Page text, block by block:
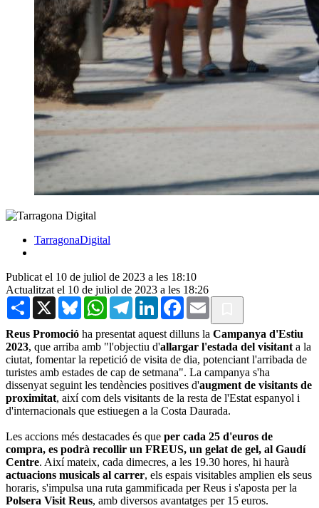
TarragonaDigital
Publicat el 10 de juliol de 2023 a les 18:10
Actualitzat el 10 de juliol de 2023 a les 18:26
Share X BlueskyWhatsAppTelegramLinkedInFacebook
Email
Reus Promoció ha presentat aquest dilluns la Campanya d'Estiu
2023, que arriba amb "l'objectiu d'allargar l'estada del visitant a la
ciutat, fomentar la repetició de visita de dia, potenciant l'arribada de
turistes amb estades de cap de setmana". La campanya s'ha
dissenyat seguint les tendències positives d'augment de visitants de
proximitat, així com dels visitants de la resta de l'Estat espanyol i
d'internacionals que estiuegen a la Costa Daurada.
Les accions més destacades és que per cada 25 d'euros de
compra, es podrà recollir un FREUS, un gelat de gel, al Gaudí
Centre. Així mateix, cada dimecres, a les 19.30 hores, hi haurà
actuacions musicals al carrer, els espais visitables amplien els seus
horaris, s'impulsa una ruta gammificada per Reus i s'aposta per la
Polsera Visit Reus, amb diversos avantatges per 15 euros.